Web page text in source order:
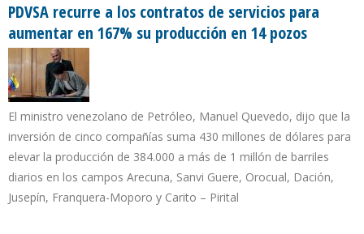
PDVSA recurre a los contratos de servicios para
aumentar en 167% su producción en 14 pozos
El ministro venezolano de Petróleo, Manuel Quevedo, dijo que la
inversión de cinco compañías suma 430 millones de dólares para
elevar la producción de 384.000 a más de 1 millón de barriles
diarios en los campos Arecuna, Sanvi Guere, Orocual, Dación,
Jusepín, Franquera-Moporo y Carito – Pirital